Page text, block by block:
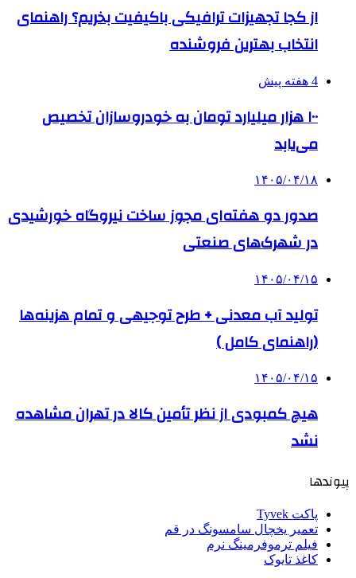
از کجا تجهیزات ترافیکی باکیفیت بخریم؟ راهنمای
انتخاب بهترین فروشنده
4 هفته پیش
۱۰۰ هزار میلیارد تومان به خودروسازان تخصیص
می‌یابد
۱۴۰۵/۰۴/۱۸
صدور دو هفته‌ای مجوز ساخت نیروگاه خورشیدی
در شهرک‌های صنعتی
۱۴۰۵/۰۴/۱۵
تولید آب معدنی + طرح توجیهی و تمام هزینه‌ها
(راهنمای کامل )
۱۴۰۵/۰۴/۱۵
هیچ کمبودی از نظر تأمین کالا در تهران مشاهده
نشد
پیوندها
پاکت Tyvek
تعمیر یخچال سامسونگ در قم
فیلم ترموفرمینگ نرم
کاغذ تایوک